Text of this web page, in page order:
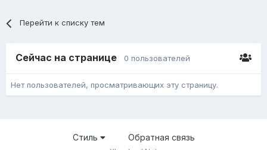
Перейти к списку тем
Сейчас на странице 0 пользователей
Нет пользователей, просматривающих эту страницу.
Стиль Обратная связь